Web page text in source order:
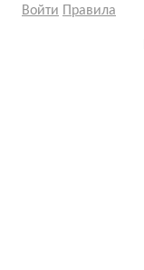
Войти Правила